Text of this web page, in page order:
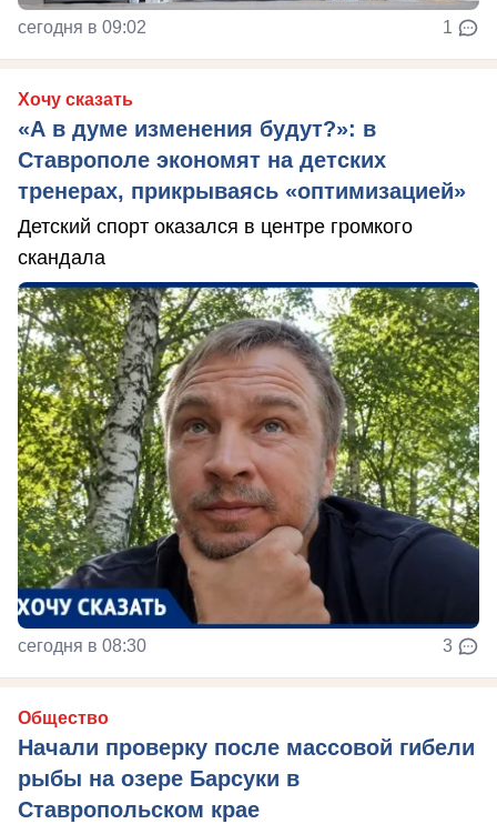
сегодня в 09:02 1
Хочу сказать
«А в думе изменения будут?»: в
Ставрополе экономят на детских
тренерах, прикрываясь «оптимизацией»
Детский спорт оказался в центре громкого
скандала
сегодня в 08:30 3
Общество
Начали проверку после массовой гибели
рыбы на озере Барсуки в
Ставропольском крае